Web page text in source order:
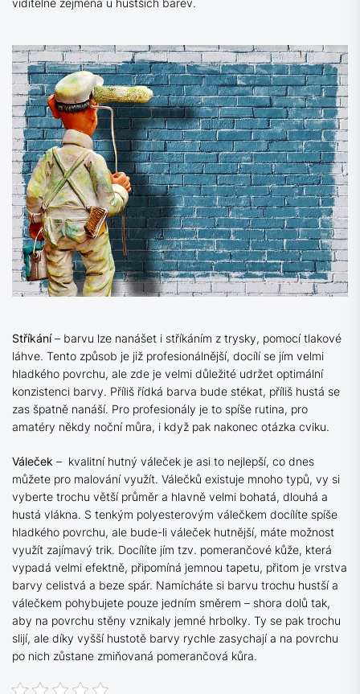
viditelné zejména u hustších barev.
Stříkání– barvu lze nanášet i stříkáním z trysky, pomocí tlakové
láhve. Tento způsob je již profesionálnější, docílí se jím velmi
hladkého povrchu, ale zde je velmi důležité udržet optimální
konzistenci barvy. Příliš řídká barva bude stékat, příliš hustá se
zas špatně nanáší. Pro profesionály je to spíše rutina, pro
amatéry někdy noční můra, i když pak nakonec otázka cviku.
Váleček – kvalitní hutný váleček je asi to nejlepší, co dnes
můžete pro malování využít. Válečků existuje mnoho typů, vy si
vyberte trochu větší průměr a hlavně velmi bohatá, dlouhá a
hustá vlákna. S tenkým polyesterovým válečkem docílíte spíše
hladkého povrchu, ale bude-li váleček hutnější, máte možnost
využít zajímavý trik. Docílíte jím tzv. pomerančové kůže, která
vypadá velmi efektně, připomíná jemnou tapetu, přitom je vrstva
barvy celistvá a beze spár. Namícháte si barvu trochu hustší a
válečkem pohybujete pouze jedním směrem – shora dolů tak,
aby na povrchu stěny vznikaly jemné hrbolky. Ty se pak trochu
slijí, ale díky vyšší hustotě barvy rychle zasychají a na povrchu
po nich zůstane zmiňovaná pomerančová kůra.